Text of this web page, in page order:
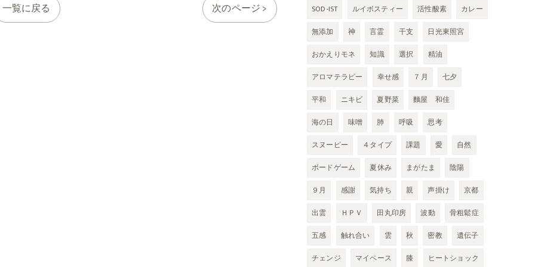
一覧に戻る 次のページ >
SOD-IST
ルイボスティー 活性酸素
カレー
無添加
神 言霊 干支
日光東照宮
おかえりモネ
知識 選択
精油
アロマテラピー
幸せ感 ７月
七夕
平和
ニキビ 夏野菜
麵屋 和佳
海の日
味噌 肺 呼吸
思考
スヌーピー
４タイプ 課題 愛
自然
ボードゲーム
夏休み まがたま
陰陽
９月
感謝 気持ち 親 声掛け
京都
出雲
ＨＰＶ 田丸印房 波動
骨粗鬆症
五感
触れ合い 雲 秋 密教
遺伝子
チェンジ
マイペース 膝 ヒートショック